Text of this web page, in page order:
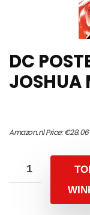
DC
JOSHUA
Amazon.nl Price:€28.06